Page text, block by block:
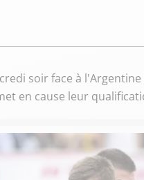
soir face à
en cause leur